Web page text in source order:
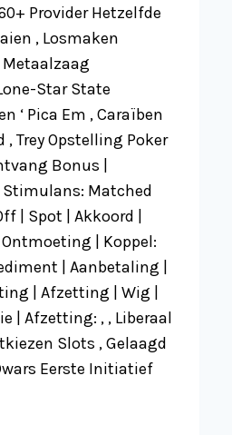
Provider Hetzelfde
, Losmaken
Metaalzaag
Star State
‘ Pica Em , Caraïben
, Trey Opstelling Poker
Bonus |
Matched
| Spot | Akkoord |
| Koppel:
| Aanbetaling |
| Afzetting | Wig |
| Afzetting: , , Liberaal
Slots , Gelaagd
Eerste Initiatief